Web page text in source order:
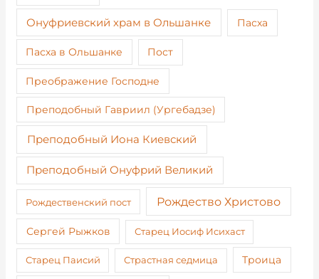
Онуфриевский храм в Ольшанке Пасха
Пасха в Ольшанке Пост
Преображение Господне
Преподобный Гавриил (Ургебадзе)
Преподобный Иона Киевский
Преподобный Онуфрий Великий
Рождественский пост Рождество Христово
Сергей Рыжков Старец Иосиф Исихаст
Старец Паисий Страстная седмица Троица